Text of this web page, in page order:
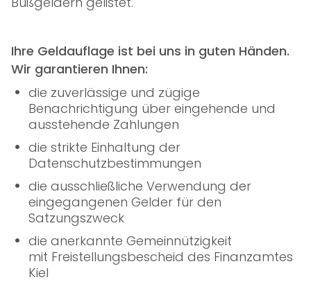
Ihre Geldauflage ist bei uns in guten Händen.
Wir garantieren Ihnen:
die zuverlässige und zügige
Benachrichtigung über eingehende und
ausstehende Zahlungen
die strikte Einhaltung der
Datenschutzbestimmungen
die ausschließliche Verwendung der
eingegangenen Gelder für den
Satzungszweck
die anerkannte Gemeinnützigkeit
mit Freistellungsbescheid des Finanzamtes
Kiel